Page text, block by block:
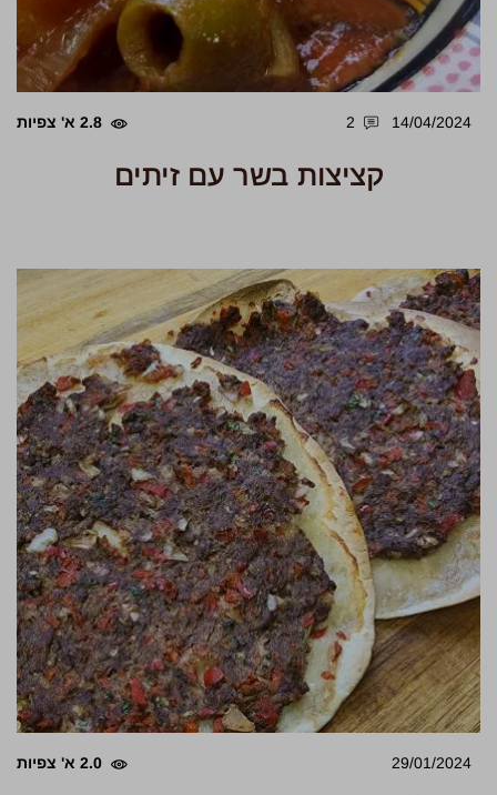
14/04/2024
2 2.8 א' צפיות
קציצות בשר עם זיתים
29/01/2024 2.0 א' צפיות